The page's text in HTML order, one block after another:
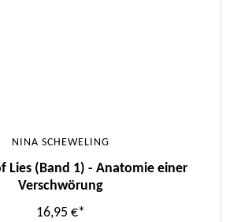
NINA SCHEWELING
Lies (Band 1) - Anatomie einer
Verschwörung
16,95 €*